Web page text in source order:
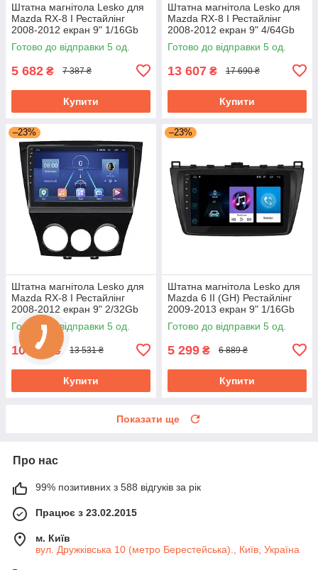
Штатна магнітола Lesko для
Mazda RX-8 I Рестайлінг
2008-2012 екран 9" 1/16Gb
Wi-Fi GPS Base
Готово до відправки 5 од.
5 682 ₴ 7 387 ₴
Купити
Штатна магнітола Lesko для
Mazda RX-8 I Рестайлінг
2008-2012 екран 9" 4/64Gb
4G Wi-Fi GPS Top
Готово до відправки 5 од.
13 607 ₴ 17 690 ₴
Купити
–23%
Штатна магнітола Lesko для
Mazda RX-8 I Рестайлінг
2008-2012 екран 9" 2/32Gb
4G Wi-Fi GPS Top Мазда
Готово до відправки 5 од.
10 408 ₴ 13 531 ₴
Купити
–23%
Штатна магнітола Lesko для
Mazda 6 II (GH) Рестайлінг
2009-2013 екран 9" 1/16Gb
Wi-Fi Base Андроїд Мазда
Готово до відправки 5 од.
5 299 ₴ 6 889 ₴
Купити
Показати ще
Про нас
99% позитивних з 588 відгуків за рік
Працює з 23.02.2015
м. Київ
вул. Дружківська 10 (метро Берестейська)., Київ, Україна